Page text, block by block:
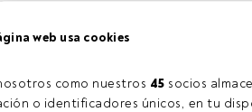
web usa cookies
como nuestros 45 socios
o identificadores únicos, en tu
estás registrado, accede desde el
Accede